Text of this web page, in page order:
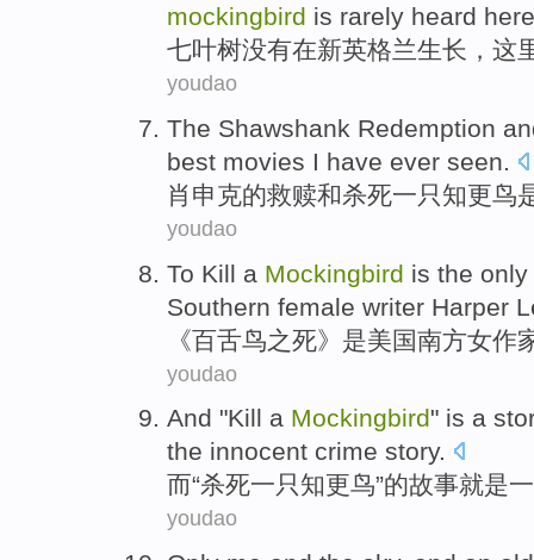
mockingbird is rarely heard here
七叶树没有在新英格兰生长 ，这
youdao
The Shawshank Redemption
best movies I have ever seen.
肖申克的救赎和杀死一只知更鸟
youdao
To Kill a Mockingbird is the only
Southern female writer Harper
《百舌鸟之死》 是美国南方女作
youdao
And "Kill a Mockingbird" is a
the innocent crime story.
而“杀死一只知更鸟”的故事就是
youdao